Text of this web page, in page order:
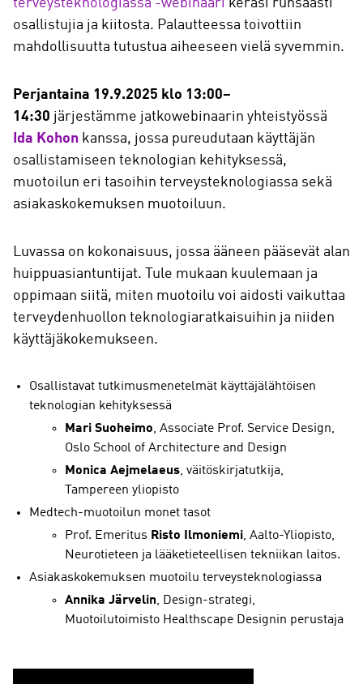
terveysteknologiassa -webinaari keräsi runsaasti
osallistujia ja kiitosta. Palautteessa toivottiin
mahdollisuutta tutustua aiheeseen vielä syvemmin.
Perjantaina 19.9.2025 klo 13:00–
14:30 järjestämme jatkowebinaarin yhteistyössä
Ida Kohon kanssa, jossa pureudutaan käyttäjän
osallistamiseen teknologian kehityksessä,
muotoilun eri tasoihin terveysteknologiassa sekä
asiakaskokemuksen muotoiluun.
Luvassa on kokonaisuus, jossa ääneen pääsevät alan
huippuasiantuntijat. Tule mukaan kuulemaan ja
oppimaan siitä, miten muotoilu voi aidosti vaikuttaa
terveydenhuollon teknologiaratkaisuihin ja niiden
käyttäjäkokemukseen.
Osallistavat tutkimusmenetelmät käyttäjälähtöisen
teknologian kehityksessä
Mari Suoheimo, Associate Prof. Service Design,
Oslo School of Architecture and Design
Monica Aejmelaeus, väitöskirjatutkija,
Tampereen yliopisto
Medtech-muotoilun monet tasot
Prof. Emeritus Risto Ilmoniemi, Aalto-Yliopisto,
Neurotieteen ja lääketieteellisen tekniikan laitos.
Asiakaskokemuksen muotoilu terveysteknologiassa
Annika Järvelin, Design-strategi,
Muotoilutoimisto Healthscape Designin perustaja